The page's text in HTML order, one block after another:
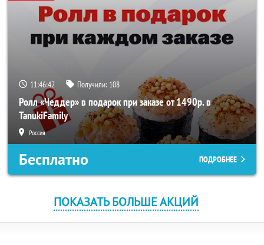
11:46:42 Получили: 108
Ролл «Чеддер» в подарок при заказе от 1490р. в
TanukiFamily
Россия
Бесплатно ПОДРОБНЕЕ
ПОКАЗАТЬ БОЛЬШЕ АКЦИЙ